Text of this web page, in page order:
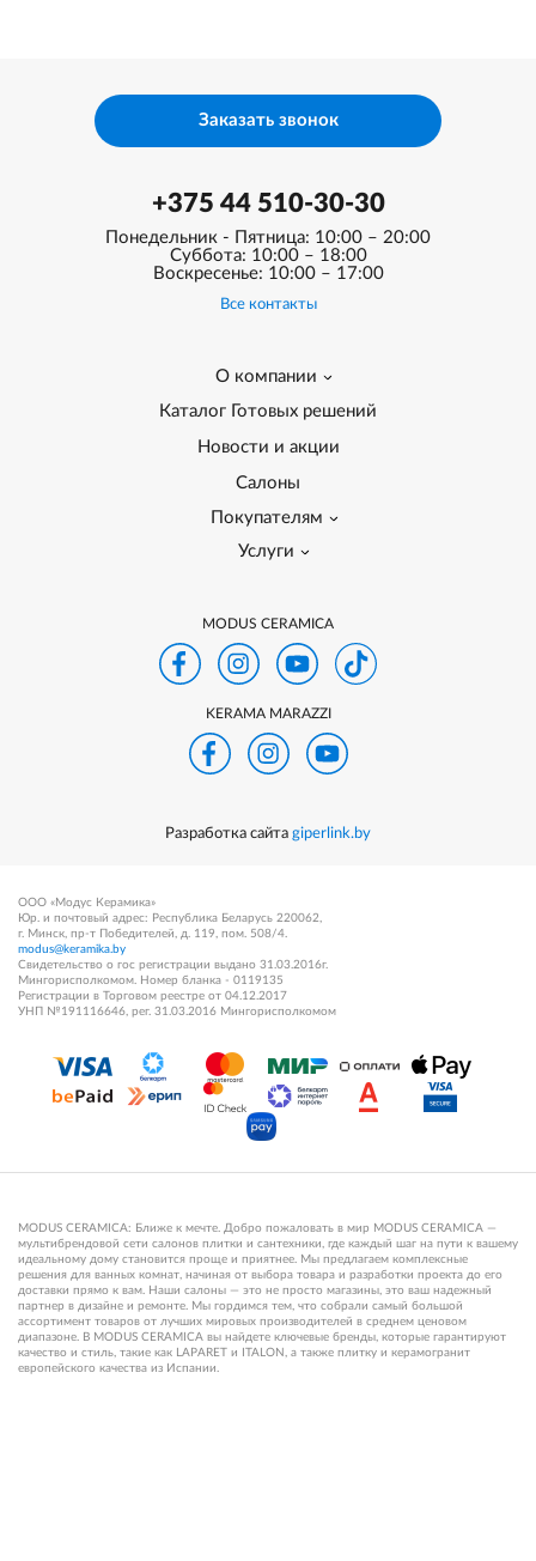
+375 44 510-30-30
Понедельник - Пятница: 10:00 – 20:00
Суббота: 10:00 – 18:00
Воскресенье: 10:00 – 17:00
Все контакты
О компании
Каталог Готовых решений
Новости и акции
Салоны
Покупателям
Услуги
Заказать звонок
MODUS CERAMICA
KERAMA MARAZZI
Разработка сайта giperlink.by
ООО «Модус Керамика»
Юр. и почтовый адрес: Республика Беларусь 220062,
г. Минск, пр-т Победителей, д. 119, пом. 508/4.
modus@keramika.by
Свидетельство о гос регистрации выдано 31.03.2016г.
Мингорисполкомом. Номер бланка - 0119135
Регистрации в Торговом реестре от 04.12.2017
УНП №191116646, рег. 31.03.2016 Мингорисполкомом
MODUS CERAMICA: Ближе к мечте. Добро пожаловать в мир MODUS CERAMICA —
мультибрендовой сети салонов плитки и сантехники, где каждый шаг на пути к вашему
идеальному дому становится проще и приятнее. Мы предлагаем комплексные
решения для ванных комнат, начиная от выбора товара и разработки проекта до его
доставки прямо к вам. Наши салоны — это не просто магазины, это ваш надежный
партнер в дизайне и ремонте. Мы гордимся тем, что собрали самый большой
ассортимент товаров от лучших мировых производителей в среднем ценовом
диапазоне. В MODUS CERAMICA вы найдете ключевые бренды, которые гарантируют
качество и стиль, такие как LAPARET и ITALON, а также плитку и керамогранит
европейского качества из Испании.